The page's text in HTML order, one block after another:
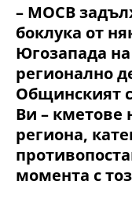
– МОСВ
боклука от
Югозапада
регионално
Общинският
Ви – кметове
региона,
момента с